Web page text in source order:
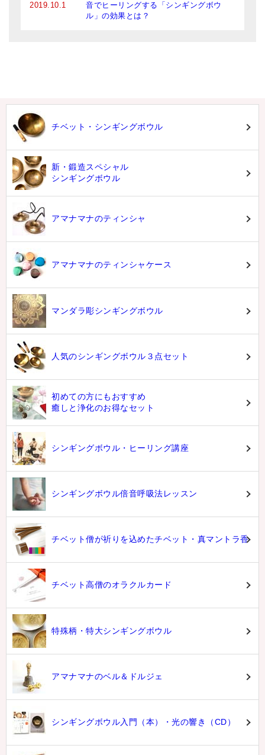
2019.10.1
音でヒーリングする「シンギングボウ
ル」の効果とは？
チベット・シンギングボウル
新・鍛造スペシャル
シンギングボウル
アマナマナのティンシャ
アマナマナのティンシャケース
マンダラ彫シンギングボウル
人気のシンギングボウル３点セット
初めての方にもおすすめ
癒しと浄化のお得なセット
シンギングボウル・ヒーリング講座
シンギングボウル倍音呼吸法レッスン
チベット僧が祈りを込めたチベット・真マントラ香
チベット高僧のオラクルカード
特殊柄・特大シンギングボウル
アマナマナのベル＆ドルジェ
シンギングボウル入門（本）・光の響き（CD）